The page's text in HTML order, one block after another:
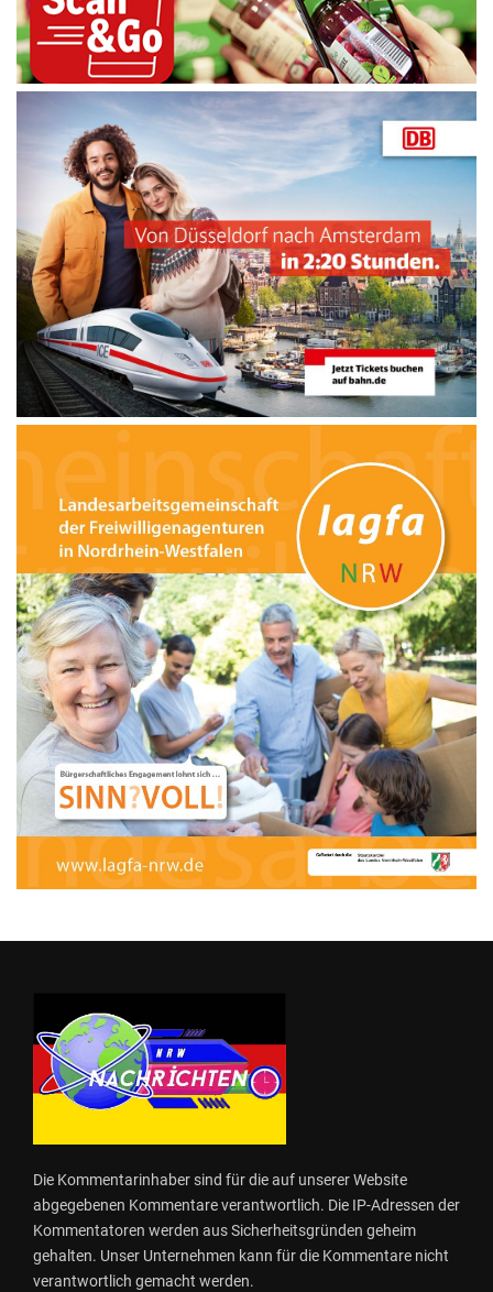
Die Kommentarinhaber sind für die auf unserer Website
abgegebenen Kommentare verantwortlich. Die IP-Adressen der
Kommentatoren werden aus Sicherheitsgründen geheim
gehalten. Unser Unternehmen kann für die Kommentare nicht
verantwortlich gemacht werden.